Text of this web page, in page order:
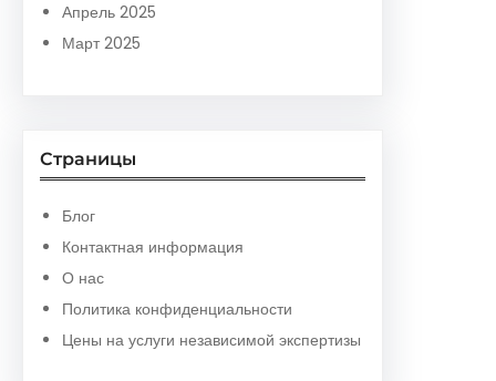
Апрель 2025
Март 2025
Страницы
Блог
Контактная информация
О нас
Политика конфиденциальности
Цены на услуги независимой экспертизы